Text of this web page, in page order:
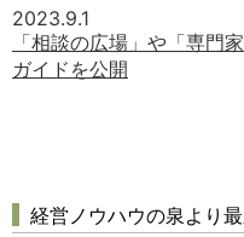
2023.9.1
「相談の広場」や「専門
ガイドを公開
経営ノウハウの泉より